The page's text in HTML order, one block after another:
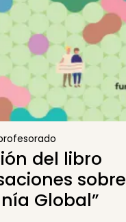
del libro
sobre
Global”